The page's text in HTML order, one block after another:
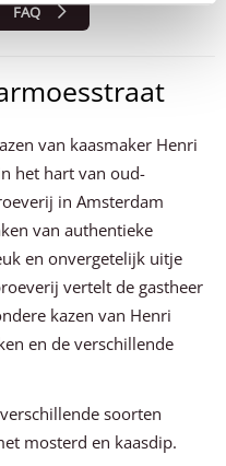
FAQ
van kaasmaker Henri
het hart van oud-
in Amsterdam
van authentieke
en onvergetelijk uitje
vertelt de gastheer
kazen van Henri
en de verschillende
soorten
mosterd en kaasdip.